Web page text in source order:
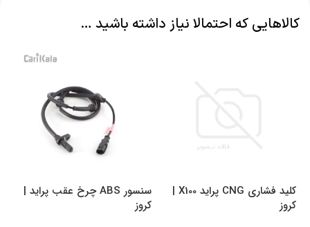
کالاهایی که احتمالا نیاز داشته باشید …
کلید فشاری CNG پراید X100 |
کروز
سنسور ABS چرخ عقب پراید |
کروز